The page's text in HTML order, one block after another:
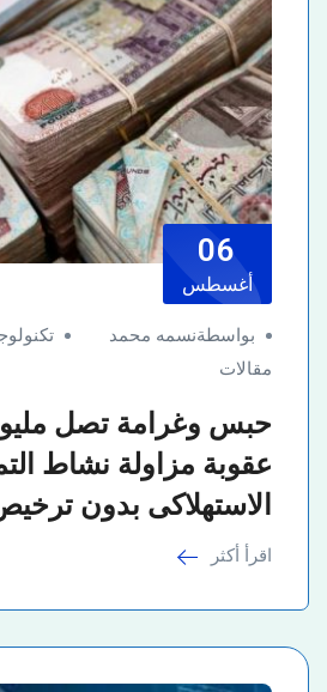
06
أغسطس
بواسطةنسمه محمد
مقالات
حبس وغرامة تصل
عقوبة مزاولة نشاط
الاستهلاكى بدون
اقرأ أكثر